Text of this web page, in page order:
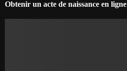
Obtenir un acte de naissance en ligne